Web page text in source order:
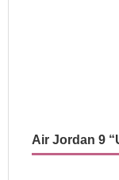
Air Jordan 9